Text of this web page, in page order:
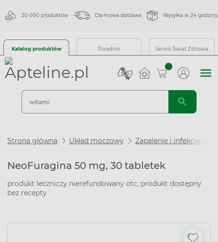
20 000 produktów Darmowa dostawa Wysyłka w 24 godziny
Katalog produktów Poradnik Serwis Świat Zdrowia
sztuk
Strona główna Układ moczowy Zapalenie i infekcje
NeoFuragina 50 mg, 30 tabletek
produkt leczniczy nierefundowany otc, produkt dostępny
bez recepty